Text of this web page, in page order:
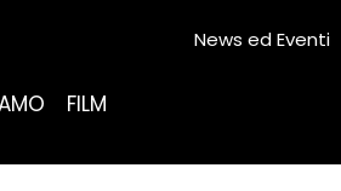
FILM
News ed Eventi